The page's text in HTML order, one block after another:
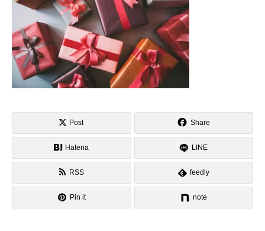
Post Share
Hatena LINE
RSS feedly
Pin it note